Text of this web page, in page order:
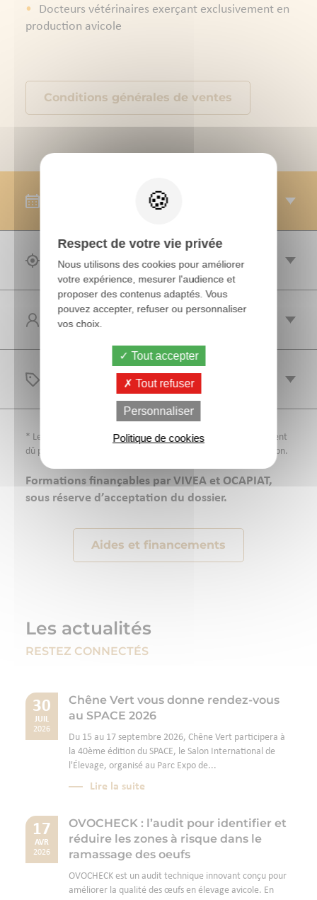
Docteurs vétérinaires exerçant exclusivement en
production avicole
Conditions générales de ventes
OBJECTIF(S)
PUBLIC
* Les frais d’inscription sont à la charge des participants et restent
dû pour toute annulation dans les 10 jours précédant la formation.
Formations finançables par VIVEA et OCAPIAT,
sous réserve d’acceptation du dossier.
Aides et financements
Les actualités
RESTEZ CONNECTÉS
30
JUIL
2026
Chêne Vert vous donne rendez-vous
au SPACE 2026
Du 15 au 17 septembre 2026, Chêne Vert participera à
la 40ème édition du SPACE, le Salon International de
l'Élevage, organisé au Parc Expo de...
Lire la suite
17
AVR
2026
OVOCHECK : l’audit pour identifier et
réduire les zones à risque dans le
ramassage des oeufs
OVOCHECK est un audit technique innovant conçu pour
améliorer la qualité des œufs en élevage avicole. En
Respect de votre vie privée
Nous utilisons des cookies pour améliorer
votre expérience, mesurer l'audience et
proposer des contenus adaptés. Vous
pouvez accepter, refuser ou personnaliser
vos choix.
Tout accepter
Tout refuser
Personnaliser
Politique de cookies